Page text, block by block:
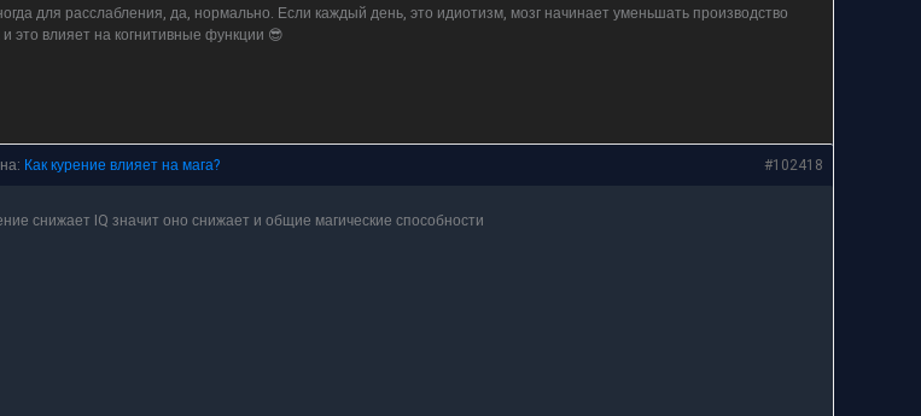
для расслабления, да, нормально. Если каждый день, это идиотизм, мозг начинает уменьшать производство
и это влияет на когнитивные функции 😎
Как курение влияет на мага? #102418
снижает IQ значит оно снижает и общие магические способности